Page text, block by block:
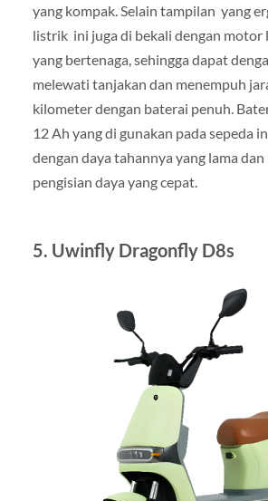
yang kompak. Selain tampilan yang
listrik ini juga di bekali dengan
yang bertenaga, sehingga dapat
melewati tanjakan dan menempuh
kilometer dengan baterai penuh.
12 Ah yang di gunakan pada sepeda
dengan daya tahannya yang lama
pengisian daya yang cepat.
5. Uwinfly Dragonfly D8s